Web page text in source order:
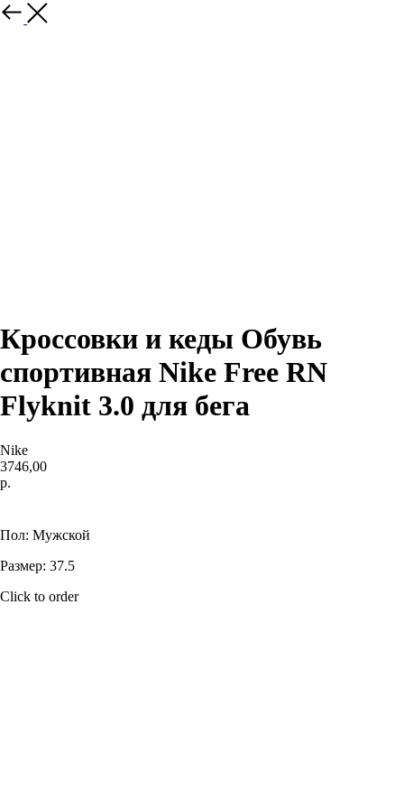
Назад
Кроссовки и кеды Обувь
спортивная Nike Free RN
Flyknit 3.0 для бега
Nike
3746,00
р.
Пол: Мужской
Размер: 37.5
Click to order